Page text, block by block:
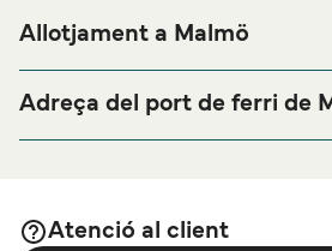
Allotjament a Malmö
prop del port de ferri de Malmö o
durant tota la teva estada, visita la
Adreça del port de ferri de
Atenció al client